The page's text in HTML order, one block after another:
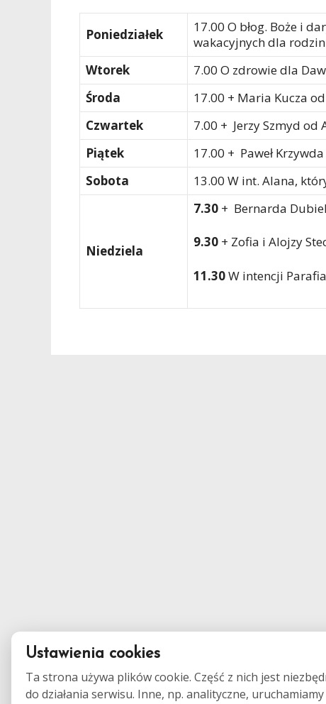
Poniedziałek
17.00 O błog. Boże i
wakacyjnych dla rodzin
Wtorek
7.00 O zdrowie dla
Środa
17.00 + Maria Kucza
Czwartek
7.00 + Jerzy Szmyd od
Piątek
17.00 + Paweł
Sobota
13.00 W int. Alana,
Niedziela
7.30 + Bernarda
9.30 + Zofia i Alojzy
11.30W intencji
Ustawienia cookies
Ta strona używa plików cookie. Część z nich jest
do działania serwisu. Inne, np. analityczne, uruchamiamy